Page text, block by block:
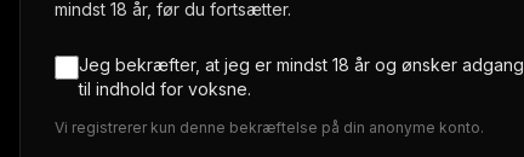
mindst 18 år, før du fortsætter.
Jeg bekræfter, at jeg er mindst 18 år og ønsker adgang
til indhold for voksne.
Vi registrerer kun denne bekræftelse på din anonyme konto.